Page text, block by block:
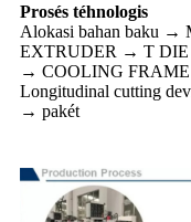
Prosés téhnologis
Alokasi bahan baku
EXTRUDER → T
→ COOLING
Longitudinal cutting
→ pakét